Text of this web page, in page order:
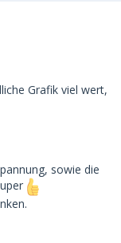
Grafik viel wert,
sowie die